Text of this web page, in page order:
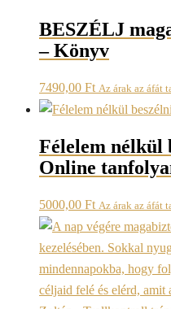
BESZÉLJ
– Könyv
7490,00 Ft Az árak az áfát
Félelem nélkül
Online
5000,00 Ft Az árak az áfát